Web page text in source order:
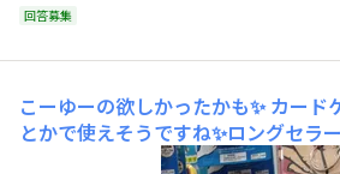
回答募集
こーゆーの欲しかったかも✨ カード
とかで使えそうですね✨ロングセラ
見！こういうのも結構好き🤭